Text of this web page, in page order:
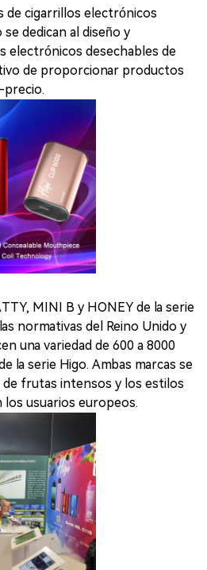
de cigarrillos electrónicos
dedican al diseño y
electrónicos desechables de
de proporcionar productos
precio.
MINI B y HONEY de la serie
normativas del Reino Unido y
una variedad de 600 a 8000
la serie Higo. Ambas marcas se
frutas intensos y los estilos
usuarios europeos.